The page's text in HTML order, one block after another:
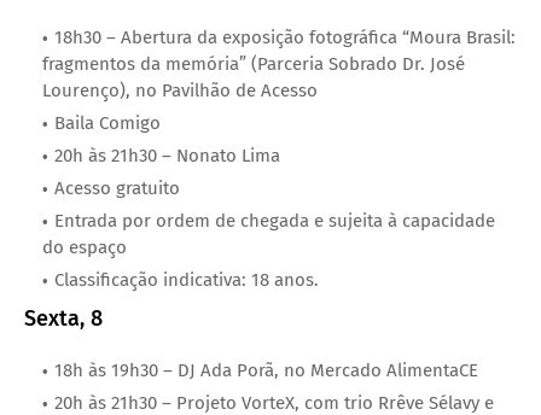
18h30 – Abertura da exposição fotográfica “Moura Brasil:
fragmentos da memória” (Parceria Sobrado Dr. José
Lourenço), no Pavilhão de Acesso
Baila Comigo
20h às 21h30 – Nonato Lima
Acesso gratuito
Entrada por ordem de chegada e sujeita à capacidade
do espaço
Classificação indicativa: 18 anos.
Sexta, 8
18h às 19h30 – DJ Ada Porã, no Mercado AlimentaCE
20h às 21h30 – Projeto VorteX, com trio Rrêve Sélavy e